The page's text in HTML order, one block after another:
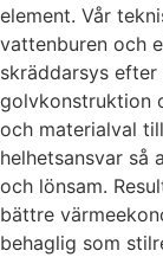
element. Vår
vattenburen och
skräddarsys
golvkonstruktion
och materialval
helhetsansvar så
och lönsam.
bättre
behaglig som